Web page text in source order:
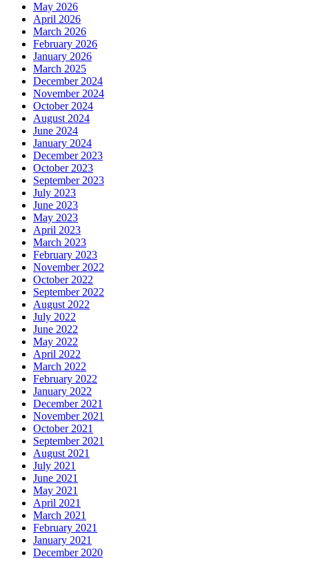
May 2026
April 2026
March 2026
February 2026
January 2026
March 2025
December 2024
November 2024
October 2024
August 2024
June 2024
January 2024
December 2023
October 2023
September 2023
July 2023
June 2023
May 2023
April 2023
March 2023
February 2023
November 2022
October 2022
September 2022
August 2022
July 2022
June 2022
May 2022
April 2022
March 2022
February 2022
January 2022
December 2021
November 2021
October 2021
September 2021
August 2021
July 2021
June 2021
May 2021
April 2021
March 2021
February 2021
January 2021
December 2020